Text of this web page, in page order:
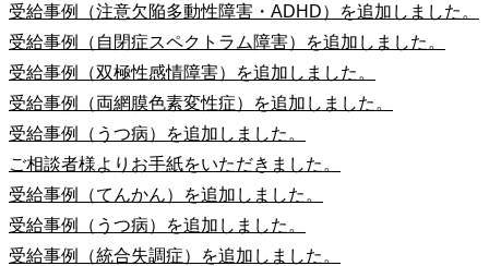
受給事例（注意欠陥多動性障害・ADHD）を追加しました。
受給事例（自閉症スペクトラム障害）を追加しました。
受給事例（双極性感情障害）を追加しました。
受給事例（両網膜色素変性症）を追加しました。
受給事例（うつ病）を追加しました。
ご相談者様よりお手紙をいただきました。
受給事例（てんかん）を追加しました。
受給事例（うつ病）を追加しました。
受給事例（統合失調症）を追加しました。